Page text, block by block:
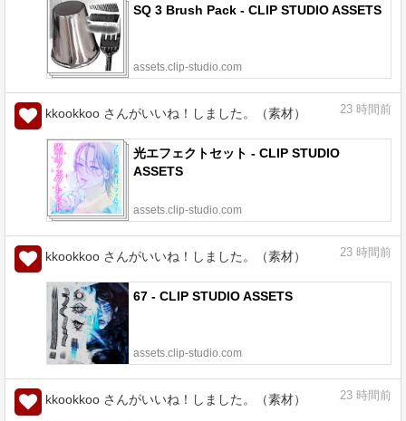
SQ 3 Brush Pack - CLIP STUDIO ASSETS
assets.clip-studio.com
kkookkoo さんがいいね！しました。（素材） 23 時間前
光エフェクトセット - CLIP STUDIO
ASSETS
assets.clip-studio.com
kkookkoo さんがいいね！しました。（素材） 23 時間前
67 - CLIP STUDIO ASSETS
assets.clip-studio.com
kkookkoo さんがいいね！しました。（素材） 23 時間前